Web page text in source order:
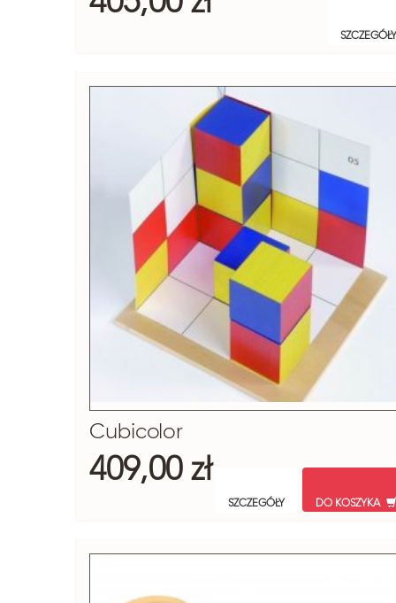
SZCZEGÓŁY
Cubicolor
409,00 zł
SZCZEGÓŁY DO KOSZYKA